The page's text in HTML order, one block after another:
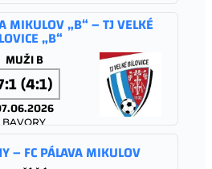
MIKULOV „B“ – TJ VELKÉ
„B“
MUŽI B
(4:1)
BAVORY
– FC PÁLAVA MIKULOV